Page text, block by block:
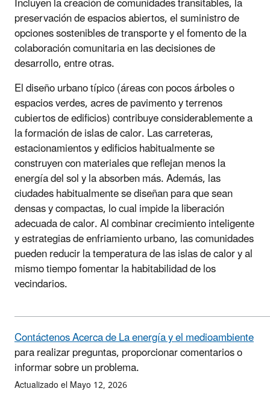
preservación de espacios abiertos, el suministro de
opciones sostenibles de transporte y el fomento de la
colaboración comunitaria en las decisiones de
desarrollo, entre otras.
El diseño urbano típico (áreas con pocos árboles o
espacios verdes, acres de pavimento y terrenos
cubiertos de edificios) contribuye considerablemente a
la formación de islas de calor. Las carreteras,
estacionamientos y edificios habitualmente se
construyen con materiales que reflejan menos la
energía del sol y la absorben más. Además, las
ciudades habitualmente se diseñan para que sean
densas y compactas, lo cual impide la liberación
adecuada de calor. Al combinar crecimiento inteligente
y estrategias de enfriamiento urbano, las comunidades
pueden reducir la temperatura de las islas de calor y al
mismo tiempo fomentar la habitabilidad de los
vecindarios.
Contáctenos Acerca de La energía y el medioambiente
para realizar preguntas, proporcionar comentarios o
informar sobre un problema.
Actualizado el Mayo 12, 2026